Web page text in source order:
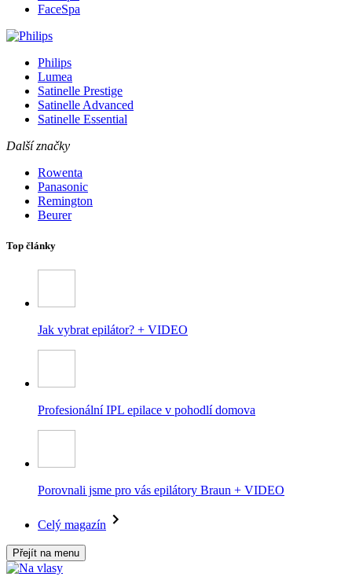
FaceSpa
Philips
Lumea
Satinelle Prestige
Satinelle Advanced
Satinelle Essential
Další značky
Rowenta
Panasonic
Remington
Beurer
Top články
Jak vybrat epilátor? + VIDEO
Profesionální IPL epilace v pohodlí domova
Porovnali jsme pro vás epilátory Braun + VIDEO
Celý magazín
Přejít na menu